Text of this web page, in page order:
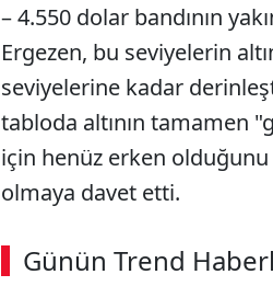
– 4.550 dolar bandının
Ergezen, bu seviyelerin
seviyelerine kadar
tabloda altının tamamen
için henüz erken olduğunu
olmaya davet etti.
Günün Trend